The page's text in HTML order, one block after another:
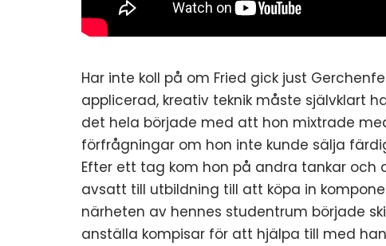
Har inte koll på om Fried gick just
applicerad, kreativ teknik måste självklart
det hela började med att hon mixtrade
förfrågningar om hon inte kunde sälja
Efter ett tag kom hon på andra tankar
avsatt till utbildning till att köpa in
närheten av hennes studentrum började
anställa kompisar för att hjälpa till med